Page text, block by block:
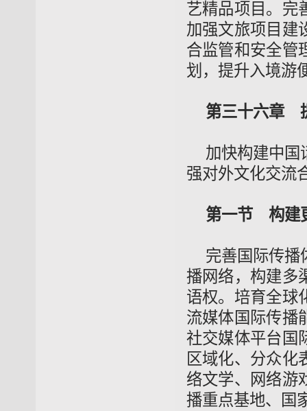
艺精品项目。完
加强文旅项目建
合监管和安全管
划，提升入境游
第三十六章
加快构建中
强对外文化交流
第一节 构建
完善国际传
播网络，构建多
语权。培育全球
流媒体国际传播
社交媒体平台国
区域化、分众化
络文学、网络游
播重点基地、国